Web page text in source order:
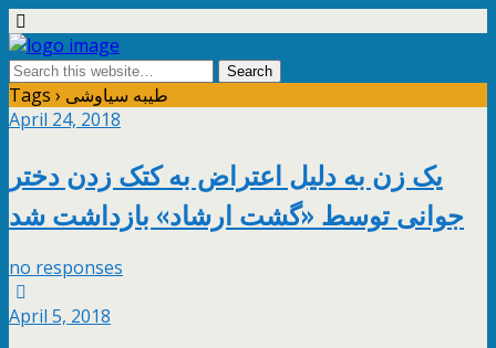
Tags › طیبه سیاوشی
April 24, 2018
یک زن به دلیل اعتراض به کتک زدن دختر
جوانی توسط «گشت ارشاد» بازداشت شد
no responses
April 5, 2018